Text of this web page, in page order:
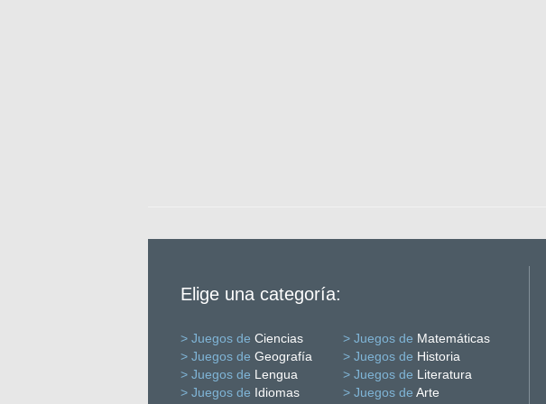
Elige una categoría:
> Juegos de Ciencias > Juegos de Matemáticas
> Juegos de Geografía > Juegos de Historia
> Juegos de Lengua > Juegos de Literatura
> Juegos de Idiomas > Juegos de Arte